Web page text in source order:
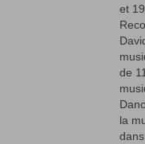
et
de
la